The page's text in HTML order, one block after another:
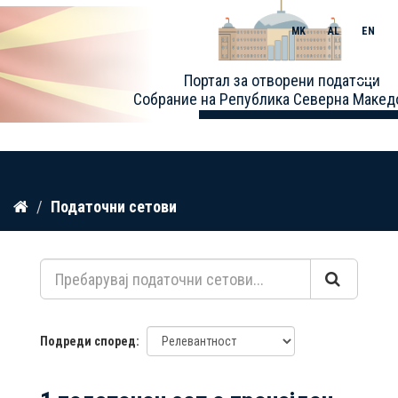
Прескокнете
содржина
Портал за отворени податоци
Собрание на Република Северна
MK AL EN
Toggle
Податочни сетови
Подреди според